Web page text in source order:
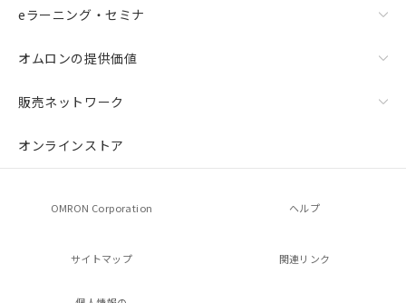
eラーニング・セミナ
オムロンの提供価値
販売ネットワーク
オンラインストア
OMRON Corporation ヘルプ
サイトマップ 関連リンク